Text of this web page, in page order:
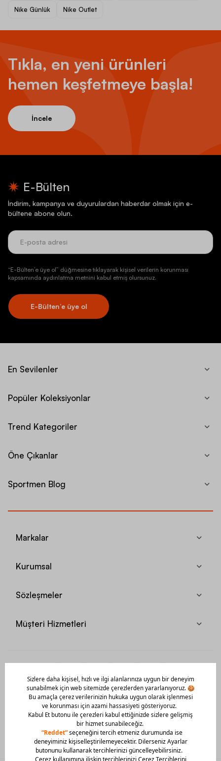
Nike Günlük Nike Outlet
Tıkla, en yeni ürünleri
hemen keşfetmeye başla!
İncele
E-Bülten
İndirim, kampanya ve duyurulardan haberdar olmak için e-
bültene abone olun.
“E-Bülten’e üye ol” düğmesine tıklayarak kişisel verilerin korunması
kapsamında aydınlatma metnini kabul etmiş olursunuz.
E-Bülten’e üye ol
En Sevilenler
Popüler Koleksiyonlar
Trend Kategoriler
Öne Çıkanlar
Sportmen Blog
Markalar
Kurumsal
Sözleşmeler
Müşteri Hizmetleri
Mobil Uygulamamızı Hemen İndir!